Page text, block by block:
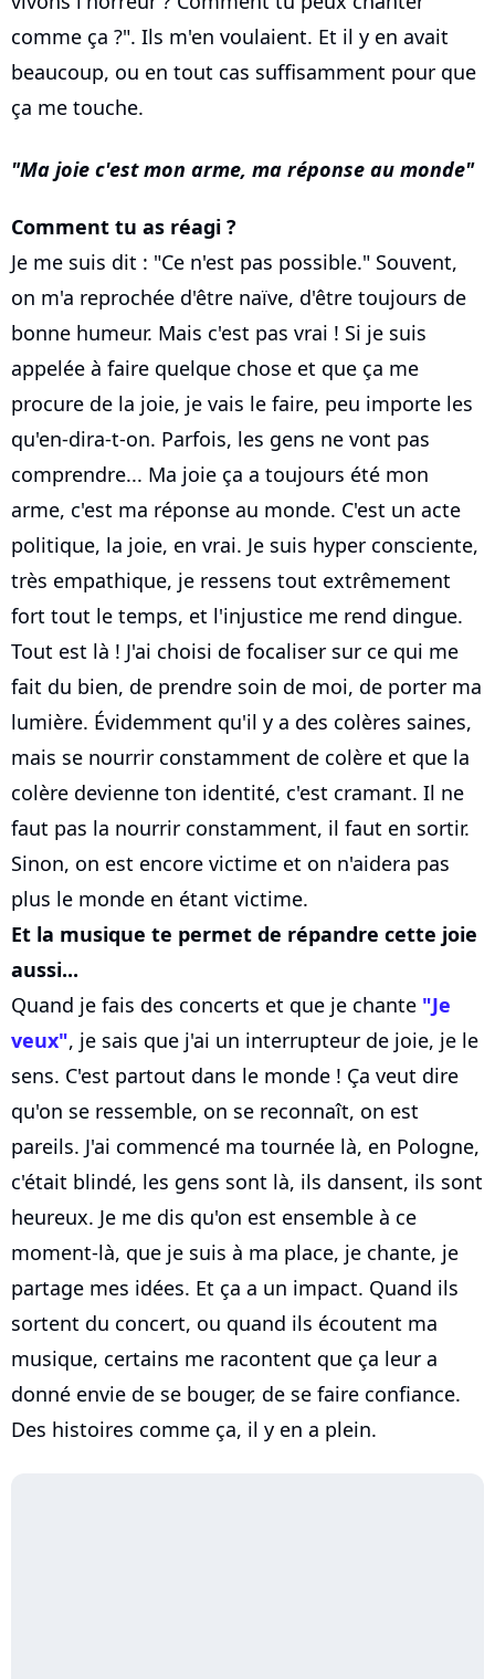
comme ça ?". Ils m'en voulaient. Et il y en avait
beaucoup, ou en tout cas suffisamment pour que
ça me touche.
Ma joie c'est mon arme, ma réponse au monde
Comment tu as réagi ?
Je me suis dit : "Ce n'est pas possible." Souvent,
on m'a reprochée d'être naïve, d'être toujours de
bonne humeur. Mais c'est pas vrai ! Si je suis
appelée à faire quelque chose et que ça me
procure de la joie, je vais le faire, peu importe les
qu'en-dira-t-on. Parfois, les gens ne vont pas
comprendre... Ma joie ça a toujours été mon
arme, c'est ma réponse au monde. C'est un acte
politique, la joie, en vrai. Je suis hyper consciente,
très empathique, je ressens tout extrêmement
fort tout le temps, et l'injustice me rend dingue.
Tout est là ! J'ai choisi de focaliser sur ce qui me
fait du bien, de prendre soin de moi, de porter ma
lumière. Évidemment qu'il y a des colères saines,
mais se nourrir constamment de colère et que la
colère devienne ton identité, c'est cramant. Il ne
faut pas la nourrir constamment, il faut en sortir.
Sinon, on est encore victime et on n'aidera pas
plus le monde en étant victime.
Et la musique te permet de répandre cette joie
aussi...
Quand je fais des concerts et que je chante "Je
veux", je sais que j'ai un interrupteur de joie, je le
sens. C'est partout dans le monde ! Ça veut dire
qu'on se ressemble, on se reconnaît, on est
pareils. J'ai commencé ma tournée là, en Pologne,
c'était blindé, les gens sont là, ils dansent, ils sont
heureux. Je me dis qu'on est ensemble à ce
moment-là, que je suis à ma place, je chante, je
partage mes idées. Et ça a un impact. Quand ils
sortent du concert, ou quand ils écoutent ma
musique, certains me racontent que ça leur a
donné envie de se bouger, de se faire confiance.
Des histoires comme ça, il y en a plein.